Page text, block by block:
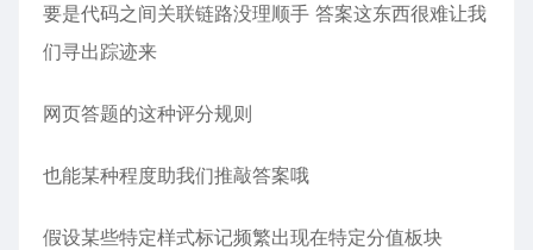
要是代码之间关联链路没理顺手 答案这东西很难让我
们寻出踪迹来
网页答题的这种评分规则
也能某种程度助我们推敲答案哦
假设某些特定样式标记频繁出现在特定分值板块